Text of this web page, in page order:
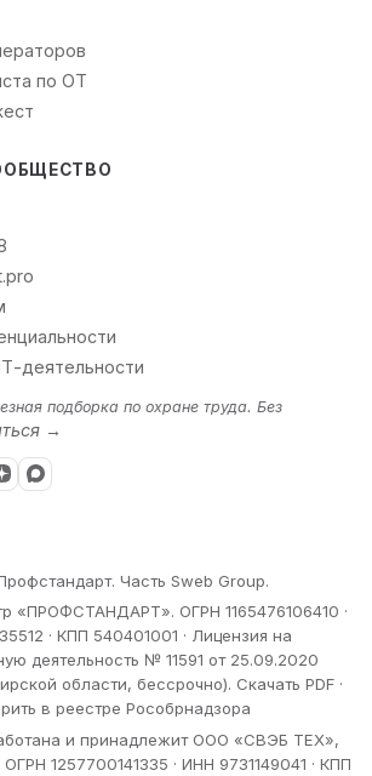
по ОТ
деятельности
подборка по охране труда. Без
→
Часть Sweb Group.
«ПРОФСТАНДАРТ». ОГРН 1165476106410 ·
· КПП 540401001 · Лицензия на
деятельность № 11591 от 25.09.2020
области, бессрочно). Скачать PDF ·
в реестре Рособрнадзора
и принадлежит ООО «СВЭБ ТЕХ»,
1257700141335 · ИНН 9731149041 · КПП